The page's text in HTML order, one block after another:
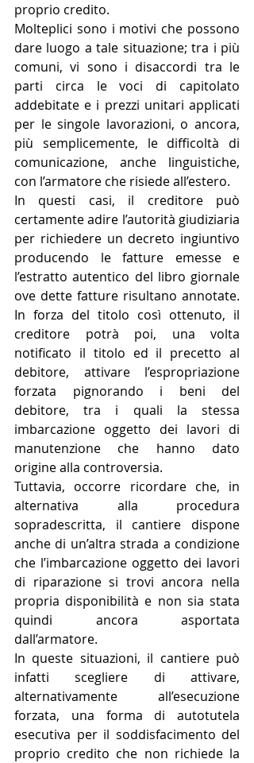
proprio credito.
Molteplici sono i motivi che possono
dare luogo a tale situazione; tra i più
comuni, vi sono i disaccordi tra le
parti circa le voci di capitolato
addebitate e i prezzi unitari applicati
per le singole lavorazioni, o ancora,
più semplicemente, le difficoltà di
comunicazione, anche linguistiche,
con l’armatore che risiede all’estero.
In questi casi, il creditore può
certamente adire l’autorità giudiziaria
per richiedere un decreto ingiuntivo
producendo le fatture emesse e
l’estratto autentico del libro giornale
ove dette fatture risultano annotate.
In forza del titolo così ottenuto, il
creditore potrà poi, una volta
notificato il titolo ed il precetto al
debitore, attivare l’espropriazione
forzata pignorando i beni del
debitore, tra i quali la stessa
imbarcazione oggetto dei lavori di
manutenzione che hanno dato
origine alla controversia.
Tuttavia, occorre ricordare che, in
alternativa alla procedura
sopradescritta, il cantiere dispone
anche di un’altra strada a condizione
che l’imbarcazione oggetto dei lavori
di riparazione si trovi ancora nella
propria disponibilità e non sia stata
quindi ancora asportata
dall’armatore.
In queste situazioni, il cantiere può
infatti scegliere di attivare,
alternativamente all’esecuzione
forzata, una forma di autotutela
esecutiva per il soddisfacimento del
proprio credito che non richiede la